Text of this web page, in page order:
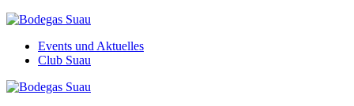
Events und Aktuelles
Club Suau